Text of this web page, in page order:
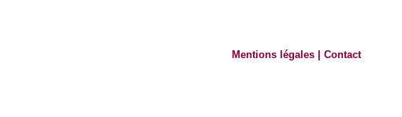
Mentions légales |Contact